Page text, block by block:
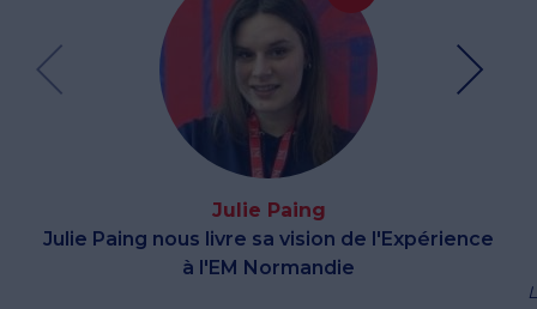
Julie Paing
Julie Paing nous livre sa vision de l'Expérience
à l'EM Normandie